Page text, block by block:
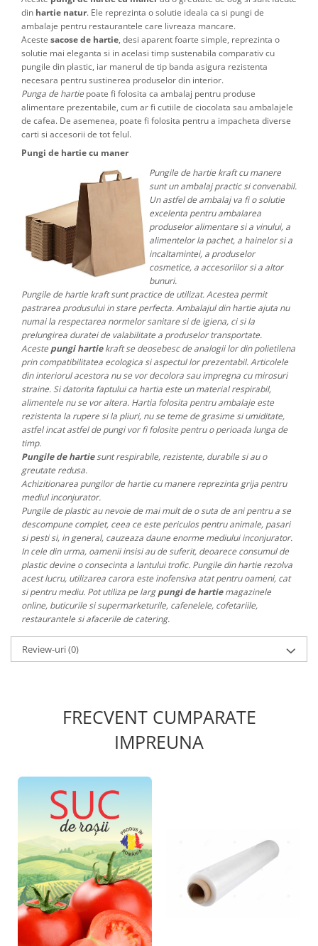
din hartie natur. Ele reprezinta o solutie ideala ca si pungi de
ambalaje pentru restaurantele care livreaza mancare.
Aceste sacose de hartie, desi aparent foarte simple, reprezinta o
solutie mai eleganta si in acelasi timp sustenabila comparativ cu
pungile din plastic, iar manerul de tip banda asigura rezistenta
necesara pentru sustinerea produselor din interior.
Punga de hartie poate fi folosita ca ambalaj pentru produse
alimentare prezentabile, cum ar fi cutiile de ciocolata sau ambalajele
de cafea. De asemenea, poate fi folosita pentru a impacheta diverse
carti si accesorii de tot felul.
Pungi de hartie cu maner
Pungile de hartie kraft cu manere
sunt un ambalaj practic si convenabil.
Un astfel de ambalaj va fi o solutie
excelenta pentru ambalarea
produselor alimentare si a vinului, a
alimentelor la pachet, a hainelor si a
incaltamintei, a produselor
cosmetice, a accesoriilor si a altor
bunuri.
Pungile de hartie kraft sunt practice de utilizat. Acestea permit
pastrarea produsului in stare perfecta. Ambalajul din hartie ajuta nu
numai la respectarea normelor sanitare si de igiena, ci si la
prelungirea duratei de valabilitate a produselor transportate.
Aceste pungi hartiekraft se deosebesc de analogii lor din polietilena
prin compatibilitatea ecologica si aspectul lor prezentabil. Articolele
din interiorul acestora nu se vor decolora sau impregna cu mirosuri
straine. Si datorita faptului ca hartia este un material respirabil,
alimentele nu se vor altera. Hartia folosita pentru ambalaje este
rezistenta la rupere si la pliuri, nu se teme de grasime si umiditate,
astfel incat astfel de pungi vor fi folosite pentru o perioada lunga de
timp.
Pungile de hartiesunt respirabile, rezistente, durabile si au o
greutate redusa.
Achizitionarea pungilor de hartie cu manere reprezinta grija pentru
mediul inconjurator.
Pungile de plastic au nevoie de mai mult de o suta de ani pentru a se
descompune complet, ceea ce este periculos pentru animale, pasari
si pesti si, in general, cauzeaza daune enorme mediului inconjurator.
In cele din urma, oamenii insisi au de suferit, deoarece consumul de
plastic devine o consecinta a lantului trofic. Pungile din hartie rezolva
acest lucru, utilizarea carora este inofensiva atat pentru oameni, cat
si pentru mediu. Pot utiliza pe largpungi de hartiemagazinele
online, buticurile si supermarketurile, cafenelele, cofetariile,
restaurantele si afacerile de catering.
Review-uri(0)
FRECVENT CUMPARATE
IMPREUNA